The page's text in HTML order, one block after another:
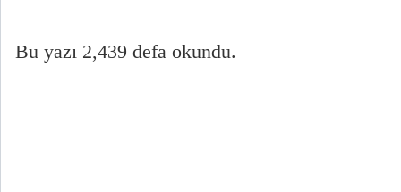
Bu yazı 2,439 defa okundu.